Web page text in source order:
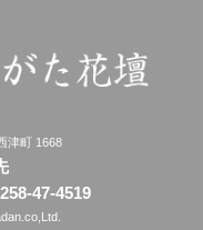
津町 1668
47-4519